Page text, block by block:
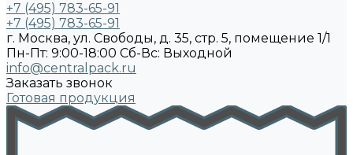
+7 (495) 783-65-91
+7 (495) 783-65-91
г. Москва, ул. Свободы, д. 35, стр. 5, помещение 1/1
Пн-Пт: 9:00-18:00 Cб-Вс: Выходной
info@centralpack.ru
Заказать звонок
Готовая продукция